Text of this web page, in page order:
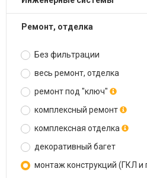
ремонт, отделка
Без фильтрации
весь ремонт, отделка
ремонт под "ключ"
комплексный ремонт
комплексная отделка
декоративный багет
монтаж конструкций (ГКЛ и